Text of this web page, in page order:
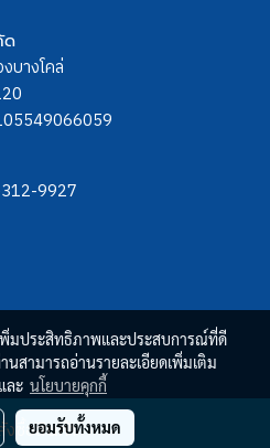
งซื้อสินค้า
ด
บางโคล่
9927
นี้ 2,171
พิ่มประสิทธิภาพและประสบการณ์ที่ดี
นสามารถอ่านรายละเอียดเพิ่มเติม
และ นโยบายคุกกี้
ยอมรับทั้งหมด